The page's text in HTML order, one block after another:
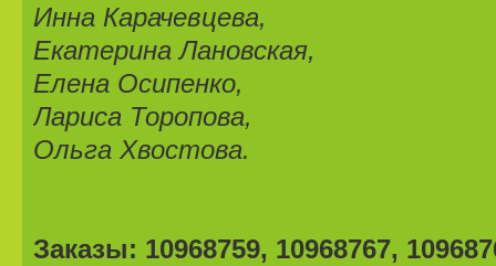
Инна Карачевцева,
Екатерина Лановская,
Елена Осипенко,
Лариса Торопова,
Ольга Хвостова.
Заказы: 10968759, 10968767,